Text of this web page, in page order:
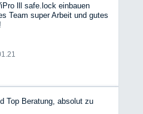
lll safe.lock einbauen
Team super Arbeit und gutes
Top Beratung, absolut zu